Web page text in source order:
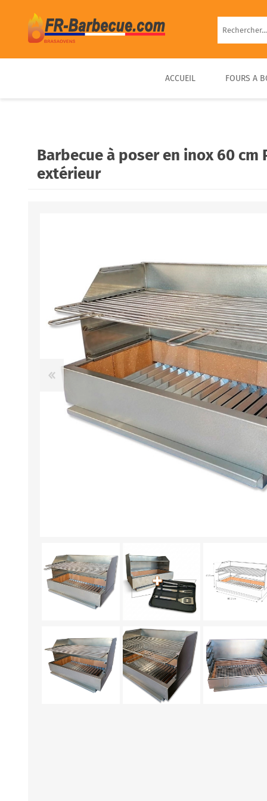
ACCUEIL FOURS A
D’EXTÉRIEUR COMPACT &
PORTABLE
PRÊT À UTILISER
FOURS À PIZZA/PAIN AU
GAZ
ACCESSOIRES POUR
À BOIS
Barbecue à poser en inox 60 cm
extérieur